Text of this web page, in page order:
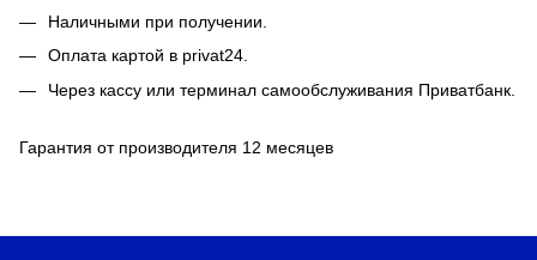
Наличными при получении.
Оплата картой в privat24.
Через кассу или терминал самообслуживания Приватбанк.
Гарантия от производителя 12 месяцев